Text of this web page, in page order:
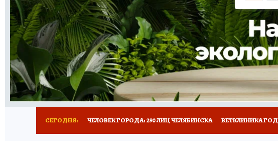
КНИЖНАЯ ПОЛКА ПРОГНОЗЫ НА СПОРТ
ПРЕСС-ЦЕНТР НЕДВИЖИМОСТЬ ТЕЛЕВИЗОР
РАДИО КП ТЕСТЫ НОВОЕ НА САЙТЕ
СЕГОДНЯ: ЧЕЛОВЕК ГОРОДА: 290 ЛИЦ ЧЕЛЯБИНСКА ВЕТКЛИНИКА